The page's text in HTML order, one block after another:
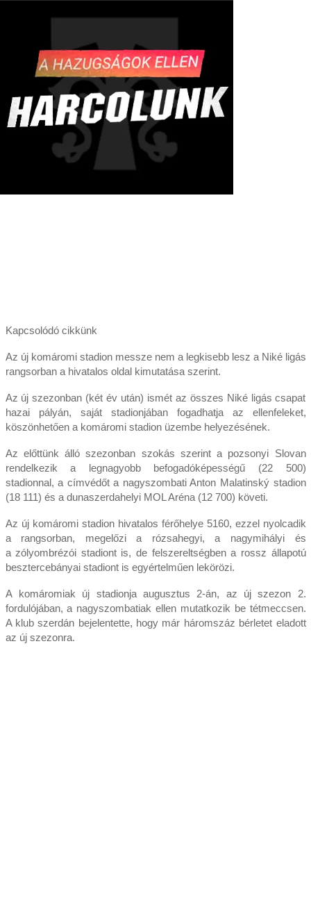
Kapcsolódó cikkünk
Az új komáromi stadion messze nem a legkisebb lesz a Niké ligás
rangsorban a hivatalos oldal kimutatása szerint.
Az új szezonban (két év után) ismét az összes Niké ligás csapat
hazai pályán, saját stadionjában fogadhatja az ellenfeleket,
köszönhetően a komáromi stadion üzembe helyezésének.
Az előttünk álló szezonban szokás szerint a pozsonyi Slovan
rendelkezik a legnagyobb befogadóképességű (22 500)
stadionnal, a címvédőt a nagyszombati Anton Malatinský stadion
(18 111) és a dunaszerdahelyi MOL Aréna (12 700) követi.
Az új komáromi stadion hivatalos férőhelye 5160, ezzel nyolcadik
a rangsorban, megelőzi a rózsahegyi, a nagymihályi és
a zólyombrézói stadiont is, de felszereltségben a rossz állapotú
besztercebányai stadiont is egyértelműen lekörözi.
A komáromiak új stadionja augusztus 2-án, az új szezon 2.
fordulójában, a nagyszombatiak ellen mutatkozik be tétmeccsen.
A klub szerdán bejelentette, hogy már háromszáz bérletet eladott
az új szezonra.